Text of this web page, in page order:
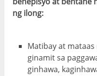
ng ilong:
Matibay at
ginamit sa
ginhawa,